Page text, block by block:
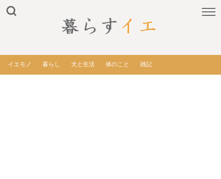
イエモノ 暮らし 犬と生活 体のこと 雑記